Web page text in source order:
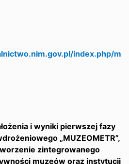
index.php/m
i wyniki pierwszej fazy
„MUZEOMETR”,
zintegrowanego
muzeów oraz instytucji